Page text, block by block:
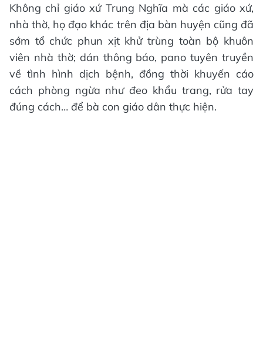
Không chỉ giáo xứ Trung Nghĩa mà các giáo xứ,
nhà thờ, họ đạo khác trên địa bàn huyện cũng đã
sớm tổ chức phun xịt khử trùng toàn bộ khuôn
viên nhà thờ; dán thông báo, pano tuyên truyền
về tình hình dịch bệnh, đồng thời khuyến cáo
cách phòng ngừa như đeo khẩu trang, rửa tay
đúng cách… để bà con giáo dân thực hiện.